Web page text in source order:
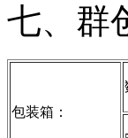
七、群
包装箱：